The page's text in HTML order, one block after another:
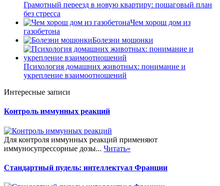
Грамотный переезд в новую квартиру: пошаговый план
без стресса
Чем хорош дом из
газобетона
Болезни мошонки
Психология домашних животных: понимание и
укрепление взаимоотношений
Интересные записи
Контроль иммунных реакций
Для контроля иммунных реакций применяют
иммуносупрессорные дозы... Читать»
Стандартный пудель: интеллектуал Франции